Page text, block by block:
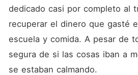
dedicado casi por completo al
recuperar el dinero que gasté
escuela y comida. A pesar de
segura de si las cosas iban a
se estaban calmando.